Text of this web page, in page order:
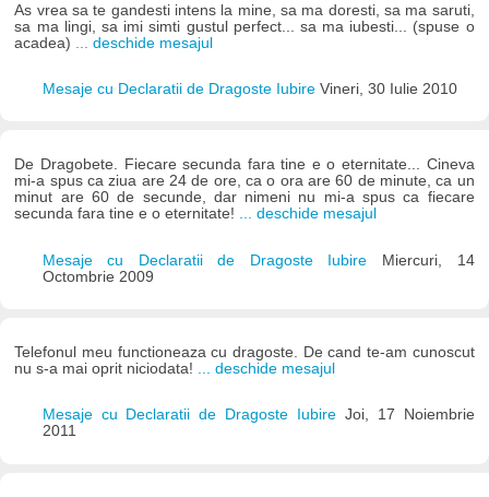
As vrea sa te gandesti intens la mine, sa ma doresti, sa ma saruti,
sa ma lingi, sa imi simti gustul perfect... sa ma iubesti... (spuse o
acadea)
... deschide mesajul
Mesaje cu Declaratii de Dragoste Iubire Vineri, 30 Iulie 2010
De Dragobete. Fiecare secunda fara tine e o eternitate... Cineva
mi-a spus ca ziua are 24 de ore, ca o ora are 60 de minute, ca un
minut are 60 de secunde, dar nimeni nu mi-a spus ca fiecare
secunda fara tine e o eternitate! ... deschide mesajul
Mesaje cu Declaratii de Dragoste Iubire Miercuri, 14
Octombrie 2009
Telefonul meu functioneaza cu dragoste. De cand te-am cunoscut
nu s-a mai oprit niciodata! ... deschide mesajul
Mesaje cu Declaratii de Dragoste Iubire Joi, 17 Noiembrie
2011